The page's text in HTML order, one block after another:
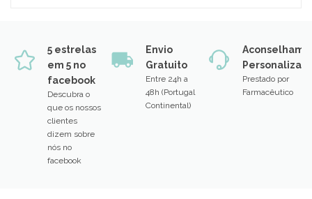
5 estrelas
em 5 no
facebook
Descubra o
que os nossos
clientes
dizem sobre
nós no
facebook
Envio
Gratuito
Entre 24h a
48h (Portugal
Continental)
Prestado por
Farmacêutico